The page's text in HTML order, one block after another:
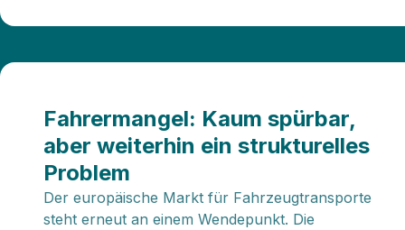
Fahrermangel: Kaum spürbar,
aber weiterhin ein strukturelles
Problem
Der europäische Markt für Fahrzeugtransporte
steht erneut an einem Wendepunkt. Die